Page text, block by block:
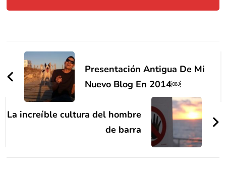
Navegación
de
entradas
Presentación Antigua De Mi
Nuevo Blog En 2014￼
La increíble cultura del hombre
de barra